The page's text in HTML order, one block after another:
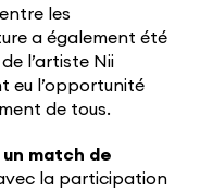
les
a également été
l’artiste Nii
eu l’opportunité
de tous.
un match de
la participation